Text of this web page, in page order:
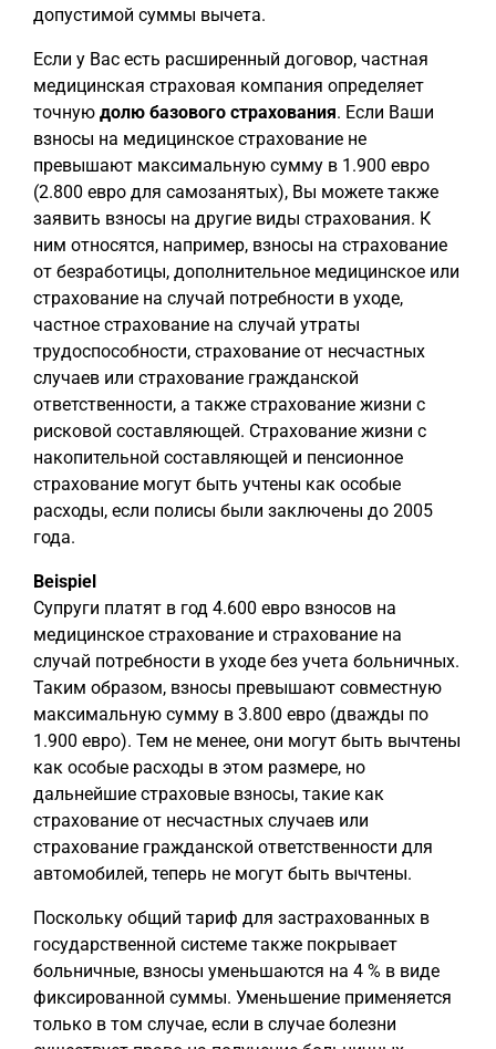
допустимой суммы вычета.
Если у Вас есть расширенный договор, частная
медицинская страховая компания определяет
точную долю базового страхования. Если Ваши
взносы на медицинское страхование не
превышают максимальную сумму в 1.900 евро
(2.800 евро для самозанятых), Вы можете также
заявить взносы на другие виды страхования. К
ним относятся, например, взносы на страхование
от безработицы, дополнительное медицинское или
страхование на случай потребности в уходе,
частное страхование на случай утраты
трудоспособности, страхование от несчастных
случаев или страхование гражданской
ответственности, а также страхование жизни с
рисковой составляющей. Страхование жизни с
накопительной составляющей и пенсионное
страхование могут быть учтены как особые
расходы, если полисы были заключены до 2005
года.
Beispiel
Супруги платят в год 4.600 евро взносов на
медицинское страхование и страхование на
случай потребности в уходе без учета больничных.
Таким образом, взносы превышают совместную
максимальную сумму в 3.800 евро (дважды по
1.900 евро). Тем не менее, они могут быть вычтены
как особые расходы в этом размере, но
дальнейшие страховые взносы, такие как
страхование от несчастных случаев или
страхование гражданской ответственности для
автомобилей, теперь не могут быть вычтены.
Поскольку общий тариф для застрахованных в
государственной системе также покрывает
больничные, взносы уменьшаются на 4 % в виде
фиксированной суммы. Уменьшение применяется
только в том случае, если в случае болезни